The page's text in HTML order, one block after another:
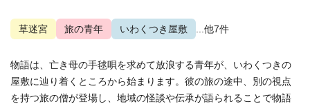
草迷宮 旅の青年 いわくつき屋敷 ...他7件
物語は、亡き母の手毬唄を求めて放浪する青年が、いわくつきの
屋敷に辿り着くところから始まります。彼の旅の途中、別の視点
を持つ旅の僧が登場し、地域の怪談や伝承が語られることで物語